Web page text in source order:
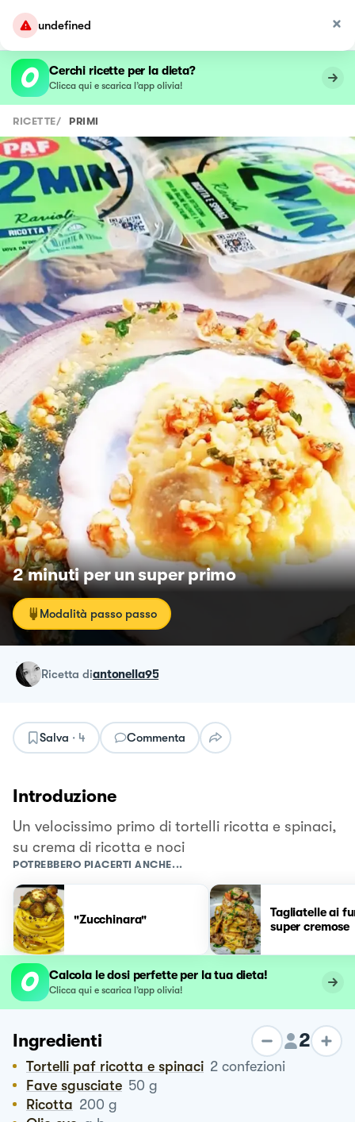
undefined
Cerchi ricette per la dieta?
Clicca qui e scarica l’app olivia!
RICETTE/ PRIMI
2 minuti per un super primo
Modalità passo passo
ricetta diantonella95
Salva · 4 Commenta
Introduzione
Un velocissimo primo di tortelli ricotta e spinaci,
su crema di ricotta e noci
POTREBBERO PIACERTI ANCHE...
"Zucchinara"
Tagliatelle ai
super cremose
Calcola le dosi perfette per la tua dieta!
Clicca qui e scarica l’app olivia!
Ingredienti 2
Tortelli paf ricotta e spinaci 2 confezioni
Fave sgusciate 50 g
Ricotta 200 g